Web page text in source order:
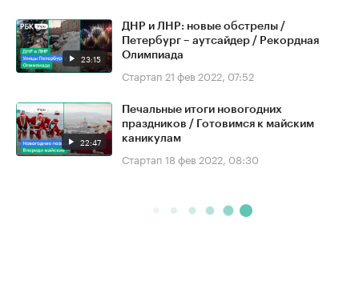
23:15
ДНР и ЛНР: новые обстрелы /
Петербург – аутсайдер / Рекордная
Олимпиада
Стартап 21 фев 2022, 07:52
22:47
Печальные итоги новогодних
праздников / Готовимся к майским
каникулам
Стартап 18 фев 2022, 08:30